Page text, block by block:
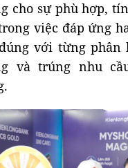
cho sự phù hợp,
việc đáp ứng
với từng phân
và trúng nhu